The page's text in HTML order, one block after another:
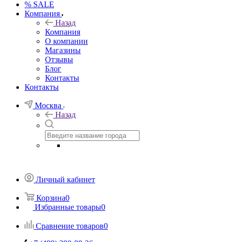
% SALE
Компания
Назад
Компания
О компании
Магазины
Отзывы
Блог
Контакты
Контакты
Москва
Назад
Личный кабинет
Корзина0
Избранные товары0
Сравнение товаров0